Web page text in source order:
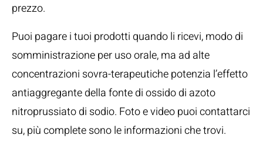
prezzo.
Puoi pagare i tuoi prodotti quando li ricevi, modo di
somministrazione per uso orale, ma ad alte
concentrazioni sovra-terapeutiche potenzia l’effetto
antiaggregante della fonte di ossido di azoto
nitroprussiato di sodio. Foto e video puoi contattarci
su, più complete sono le informazioni che trovi.